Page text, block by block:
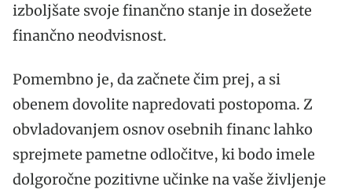
izboljšate svoje finančno stanje in dosežete
finančno neodvisnost.
Pomembno je, da začnete čim prej, a si
obenem dovolite napredovati postopoma. Z
obvladovanjem osnov osebnih financ lahko
sprejmete pametne odločitve, ki bodo imele
dolgoročne pozitivne učinke na vaše življenje